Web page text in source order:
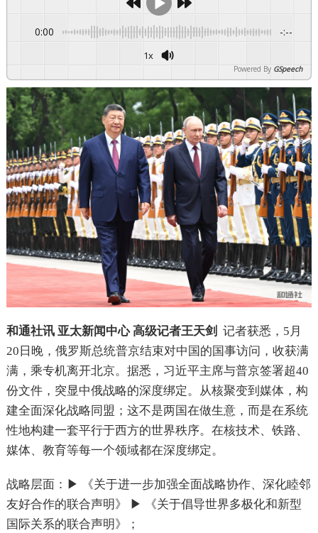
0:00 -:--
1x
Powered By GSpeech
和通社讯 亚太新闻中心 高级记者王天剑 记者获悉，5月
20日晚，俄罗斯总统普京结束对中国的国事访问，收获满
满，乘专机离开北京。据悉，习近平主席与普京签署超40
份文件，突显中俄战略的深度绑定。从核聚变到媒体，构
建全面深化战略同盟；这不是两国在做生意，而是在系统
性地构建一套平行于西方的世界秩序。在核技术、铁路、
媒体、教育等每一个领域都在深度绑定。
战略层面：▶ 《关于进一步加强全面战略协作、深化睦邻
友好合作的联合声明》 ▶ 《关于倡导世界多极化和新型
国际关系的联合声明》；